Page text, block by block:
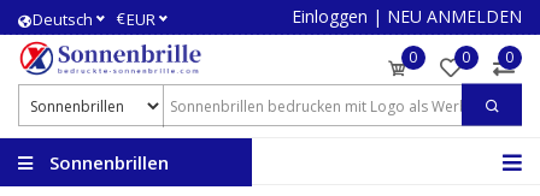
Deutsch €EUR Einloggen | NEU ANMELDEN
0 0 0
Sonnenbrillen